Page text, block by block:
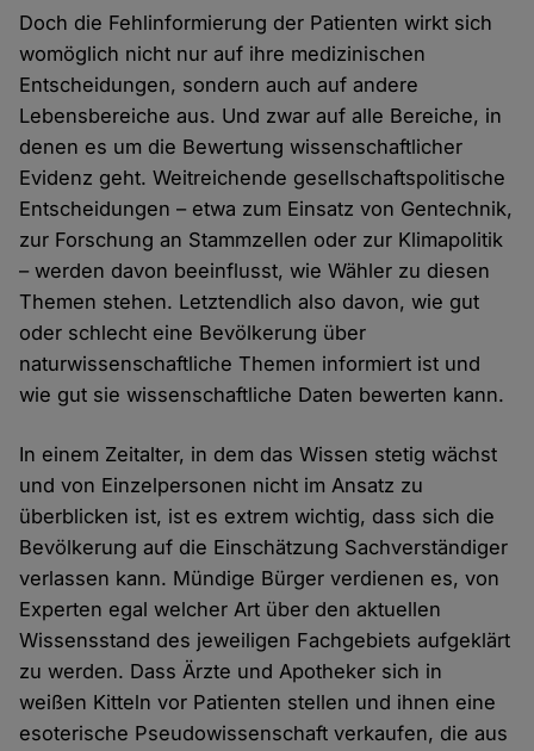
Doch die Fehlinformierung der Patienten wirkt sich
womöglich nicht nur auf ihre medizinischen
Entscheidungen, sondern auch auf andere
Lebensbereiche aus. Und zwar auf alle Bereiche, in
denen es um die Bewertung wissenschaftlicher
Evidenz geht. Weitreichende gesellschaftspolitische
Entscheidungen – etwa zum Einsatz von Gentechnik,
zur Forschung an Stammzellen oder zur Klimapolitik
– werden davon beeinflusst, wie Wähler zu diesen
Themen stehen. Letztendlich also davon, wie gut
oder schlecht eine Bevölkerung über
naturwissenschaftliche Themen informiert ist und
wie gut sie wissenschaftliche Daten bewerten kann.
In einem Zeitalter, in dem das Wissen stetig wächst
und von Einzelpersonen nicht im Ansatz zu
überblicken ist, ist es extrem wichtig, dass sich die
Bevölkerung auf die Einschätzung Sachverständiger
verlassen kann. Mündige Bürger verdienen es, von
Experten egal welcher Art über den aktuellen
Wissensstand des jeweiligen Fachgebiets aufgeklärt
zu werden. Dass Ärzte und Apotheker sich in
weißen Kitteln vor Patienten stellen und ihnen eine
esoterische Pseudowissenschaft verkaufen, die aus